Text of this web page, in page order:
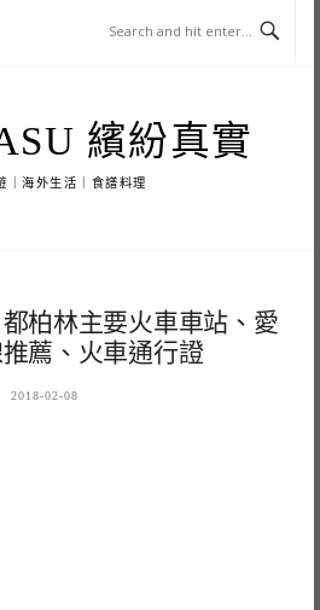
繽紛真實
｜海外生活｜食譜料理
柏林主要火車車站、愛
薦、火車通行證
2018-02-08